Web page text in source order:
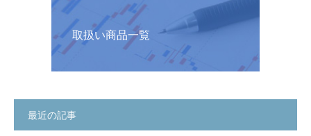
取扱い商品一覧
最近の記事